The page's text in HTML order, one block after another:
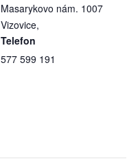
Masarykovo nám. 1007
Vizovice,
Telefon
577 599 191